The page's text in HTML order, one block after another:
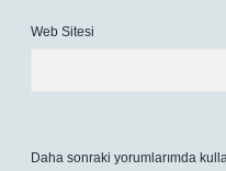
Web Sitesi
Daha sonraki yorumlarımda